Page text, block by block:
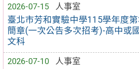
2026-07-15
人事室
臺北市芳和實驗中學115學年度
簡章(一次公告多次招考)-高中或
文科
2026-07-10
人事室